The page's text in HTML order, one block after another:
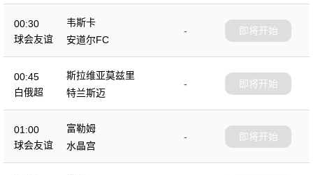
00:30
球会友谊
韦斯卡
-
安道尔FC
即将开始
00:45
白俄超
斯拉维亚莫兹里
-
特兰斯迈
即将开始
01:00
球会友谊
富勒姆
-
水晶宫
即将开始